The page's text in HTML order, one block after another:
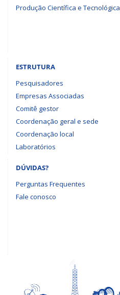
Produção Científica e Tecnológica
ESTRUTURA
Pesquisadores
Empresas Associadas
Comitê gestor
Coordenação geral e sede
Coordenação local
Laboratórios
DÚVIDAS?
Perguntas Frequentes
Fale conosco